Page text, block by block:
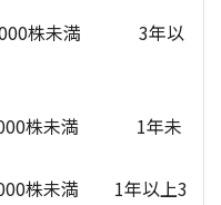
株未満 3年以
株未満 1年未
株未満 1年以上3